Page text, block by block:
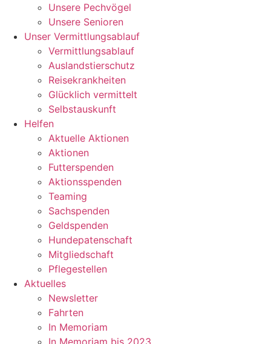
Unsere Pechvögel
Unsere Senioren
Unser Vermittlungsablauf
Vermittlungsablauf
Auslandstierschutz
Reisekrankheiten
Glücklich vermittelt
Selbstauskunft
Helfen
Aktuelle Aktionen
Aktionen
Futterspenden
Aktionsspenden
Teaming
Sachspenden
Geldspenden
Hundepatenschaft
Mitgliedschaft
Pflegestellen
Aktuelles
Newsletter
Fahrten
In Memoriam